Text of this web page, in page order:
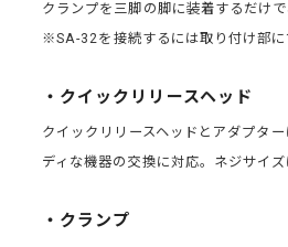
クランプを三脚の脚に装着するだけ
※SA-32を接続するには取り付け部
・クイックリリースヘッド
クイックリリースヘッドとアダプタ
ディな機器の交換に対応。ネジサイ
・クランプ